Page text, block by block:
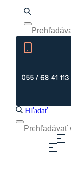
055 / 68 41 113
Hľadať